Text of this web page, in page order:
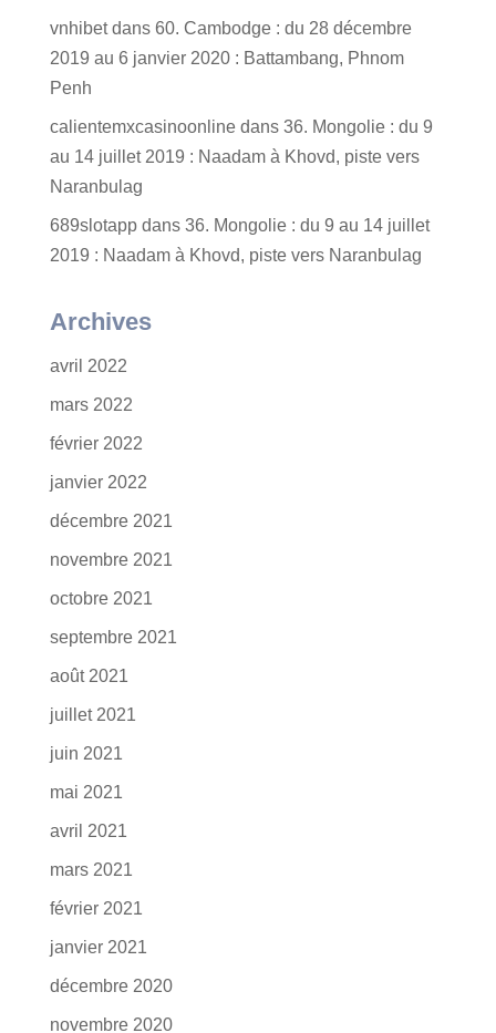
vnhibetdans 60. Cambodge : du 28 décembre
2019 au 6 janvier 2020 : Battambang, Phnom
Penh
calientemxcasinoonlinedans 36. Mongolie : du 9
au 14 juillet 2019 : Naadam à Khovd, piste vers
Naranbulag
689slotappdans 36. Mongolie : du 9 au 14 juillet
2019 : Naadam à Khovd, piste vers Naranbulag
Archives
avril 2022
mars 2022
février 2022
janvier 2022
décembre 2021
novembre 2021
octobre 2021
septembre 2021
août 2021
juillet 2021
juin 2021
mai 2021
avril 2021
mars 2021
février 2021
janvier 2021
décembre 2020
novembre 2020